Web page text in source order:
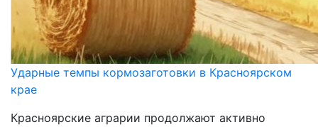
Ударные темпы кормозаготовки в Красноярском
крае
Красноярские аграрии продолжают активно